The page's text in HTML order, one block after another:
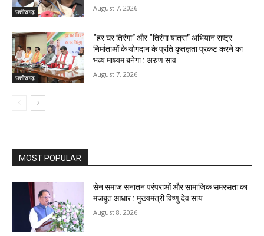
छत्तीसगढ़ August 7, 2026
छत्तीसगढ़
“हर घर तिरंगा” और “तिरंगा यात्रा” अभियान राष्ट्र
निर्माताओं के योगदान के प्रति कृतज्ञता प्रकट करने का
भव्य माध्यम बनेगा : अरुण साव
August 7, 2026
MOST POPULAR
सेन समाज सनातन परंपराओं और सामाजिक समरसता का
मजबूत आधार : मुख्यमंत्री विष्णु देव साय
August 8, 2026